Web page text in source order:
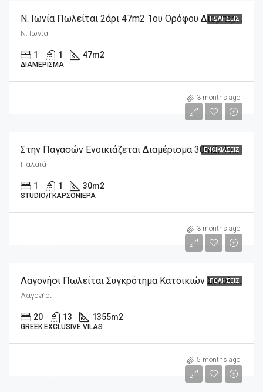
ΠΩΛΉΣΕΙΣΝ. Ιωνία Πωλείται 2άρι 47m2 1ου Ορόφου Διαμπερές
Ν. Ιωνία
1 1 47m2
ΔΙΑΜΈΡΙΣΜΑ
3 months ago
ΕΝΟΙΚΙΆΣΕΙΣ
Στην Παγασών Ενοικιάζεται Διαμέρισμα 30m2, 4ου Ορόφου
Παλαιά
1 1 30m2
STUDIO/ΓΚΑΡΣΟΝΙΈΡΑ
3 months ago
ΠΩΛΉΣΕΙΣΛαγονήσι Πωλείται Συγκρότημα Κατοικιών Συνολικού Εμβαδού 1.355m2 Σε 5.252m2 Οικόπεδο Μπροστά Στη Θάλασσα
Λαγονήσι
20 13 1355m2
GREEK EXCLUSIVE VILAS
5 months ago